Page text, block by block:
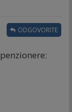
ODGOVORITE